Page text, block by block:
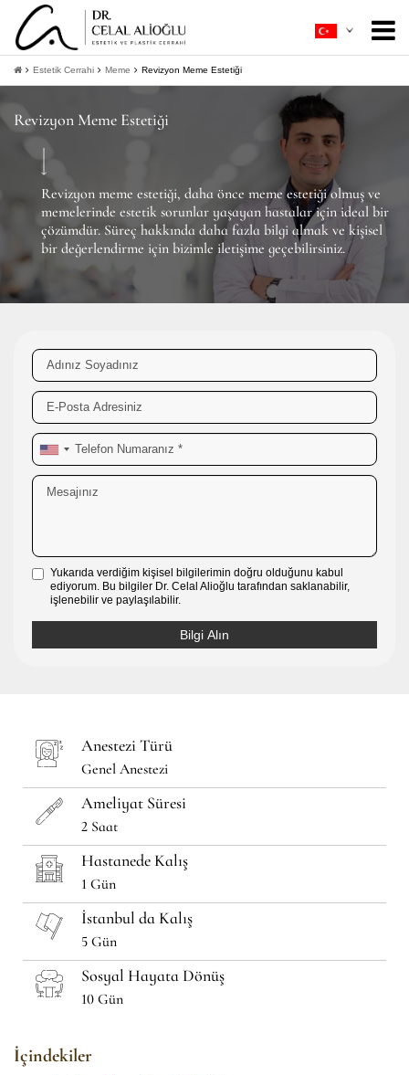
Hakkımda
Estetik Cerrahi
Ameliyatsız Estetik
Hasta Rehberi
İletişim
Bilgi Al
Estetik Cerrahi Meme Revizyon Meme Estetiği
Revizyon Meme Estetiği
Revizyon meme estetiği, daha önce meme estetiği olmuş ve
memelerinde estetik sorunlar yaşayan hastalar için ideal bir
çözümdür. Süreç hakkında daha fazla bilgi almak ve kişisel
bir değerlendirme için bizimle iletişime geçebilirsiniz.
Yukarıda verdiğim kişisel bilgilerimin doğru olduğunu kabul
ediyorum. Bu bilgiler Dr. Celal Alioğlu tarafından saklanabilir,
işlenebilir ve paylaşılabilir.
Anestezi Türü
Genel Anestezi
Ameliyat Süresi
2 Saat
Hastanede Kalış
1 Gün
İstanbul da Kalış
5 Gün
Sosyal Hayata Dönüş
10 Gün
İçindekiler